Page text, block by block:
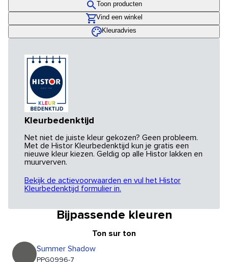
Toon producten
Vind een winkel
Kleuradvies
Kleurbedenktijd
Net niet de juiste kleur gekozen? Geen probleem.
Met de Histor Kleurbedenktijd kun je gratis een
nieuwe kleur kiezen. Geldig op alle Histor lakken en
muurverven.
Bekijk de actievoorwaarden en vul het Histor
Kleurbedenktijd formulier in.
Bijpassende kleuren
Ton sur ton
Summer Shadow
PPG0996-7